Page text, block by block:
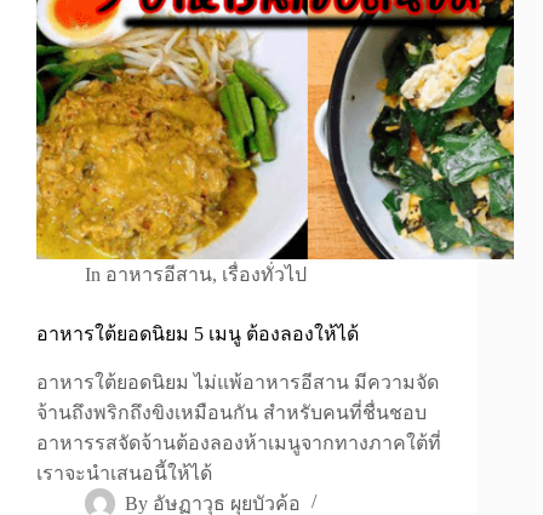
In อาหารอีสาน, เรื่องทั่วไป
อาหารใต้ยอดนิยม 5 เมนู ต้องลองให้ได้
อาหารใต้ยอดนิยม ไม่แพ้อาหารอีสาน มีความจัด
จ้านถึงพริกถึงขิงเหมือนกัน สำหรับคนที่ชื่นชอบ
อาหารรสจัดจ้านต้องลองห้าเมนูจากทางภาคใต้ที่
เราจะนำเสนอนี้ให้ได้
By อัษฏาวุธ ผุยบัวค้อ